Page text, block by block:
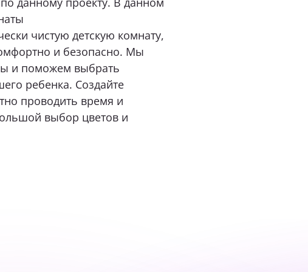
чистую детскую комнату,
и безопасно. Мы
и поможем выбрать
ребенка. Создайте
проводить время и
выбор цветов и
принимаю условия
Нажимая кнопку «Отправить», я даю свое согласие на обработку моих персональных
с Федеральным законом от 27.07.2006 года № 152-ФЗ «О персональных